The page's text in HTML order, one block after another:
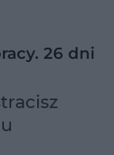
26 dni